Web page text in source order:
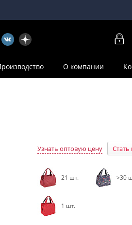
О компании
Узнать оптовую цену
21 шт. >30
1 шт.